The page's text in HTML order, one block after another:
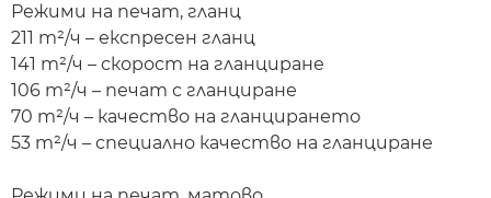
Режими на печат, гланц
211 m²/ч – експресен гланц
141 m²/ч – скорост на гланциране
106 m²/ч – печат с гланциране
70 m²/ч – качество на гланцирането
53 m²/ч – специално качество на гланциране